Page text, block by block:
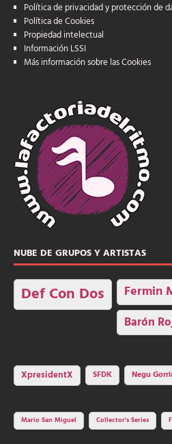
Política de privacidad y protección de
Política de Cookies
Propiedad intelectual
Información LSSI
Más información sobre las Cookies
NUBE DE GRUPOS Y ARTISTAS
Def Con Dos Fermin
Barón
XpresidentX SFDK Negu
Mario San Miguel
Collector's Series